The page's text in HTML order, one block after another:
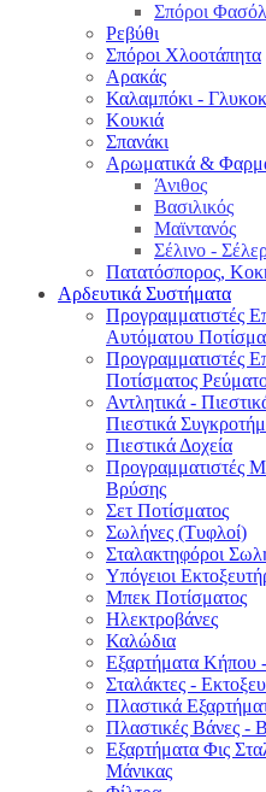
Σπόροι
Ρεβύθι
Σπόροι Χλοοτάπητα
Αρακάς
Καλαμπόκι -
Κουκιά
Σπανάκι
Αρωματικά &
Άνιθος
Βασιλικός
Μαϊντανός
Σέλινο -
Πατατόσπορος,
Αρδευτικά Συστήματα
Προγραμματιστές
Αυτόματου
Προγραμματιστές
Ποτίσματος
Αντλητικά -
Πιεστικά
Πιεστικά Δοχεία
Προγραμματιστές
Βρύσης
Σετ Ποτίσματος
Σωλήνες (Τυφλοί)
Σταλακτηφόροι
Υπόγειοι
Μπεκ Ποτίσματος
Ηλεκτροβάνες
Καλώδια
Εξαρτήματα Κήπου
Σταλάκτες -
Πλαστικά
Πλαστικές Βάνες -
Εξαρτήματα Φις
Μάνικας